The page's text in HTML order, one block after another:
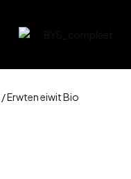
/ Erwten eiwit Bio